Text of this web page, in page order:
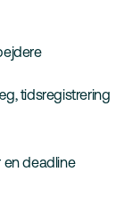
tidsregistrering
en deadline